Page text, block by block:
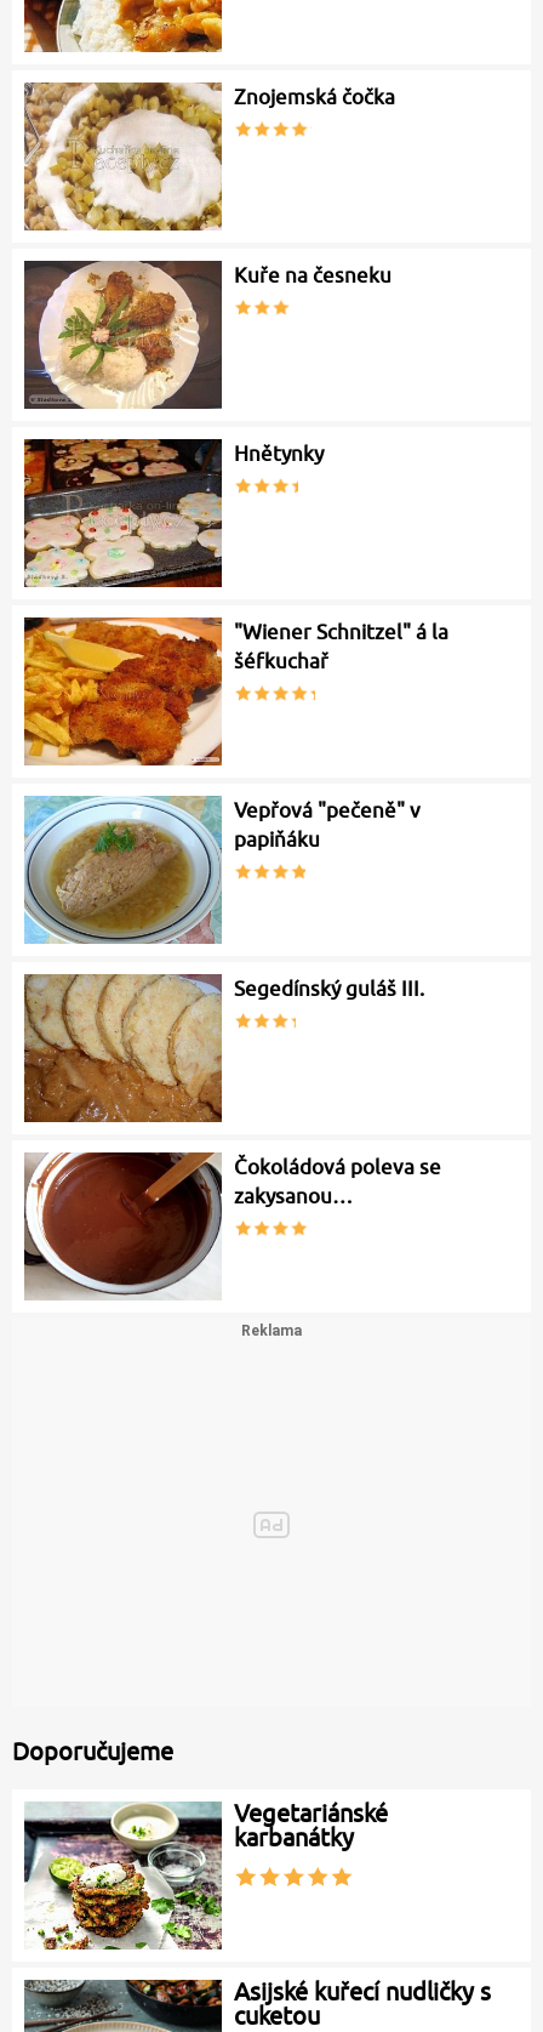
Znojemská čočka
Kuře na česneku
Hnětynky
"Wiener Schnitzel" á la
šéfkuchař
Vepřová "pečeně" v
papiňáku
Segedínský guláš III.
Čokoládová poleva se
zakysanou…
Doporučujeme
Vegetariánské
karbanátky
Asijské kuřecí nudličky s
cuketou